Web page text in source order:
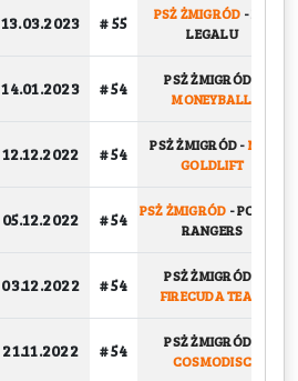
13.03.2023 # 55 PSŻ ŻMIGRÓD -
LEGALU
14.01.2023 # 54 PSŻ ŻMIGRÓD
MONEYBALL
12.12.2022 # 54 PSŻ ŻMIGRÓD-NBK
GOLDLIFT
05.12.2022 # 54 PSŻ ŻMIGRÓD -POWER
RANGERS
03.12.2022 # 54 PSŻ ŻMIGRÓD
FIRECUDA TEAM
21.11.2022 # 54 PSŻ ŻMIGRÓD
COSMODISC